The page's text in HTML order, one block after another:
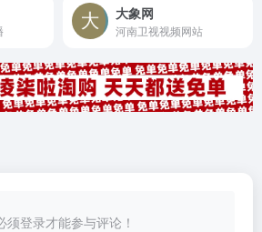
大象网
河南卫视视频网站
须登录才能参与评论！